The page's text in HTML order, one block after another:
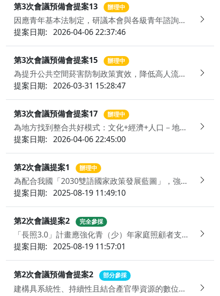
第3次會議預備會提案13 辦理中
因應青年基本法制定，研議本會與各級青年諮詢組織將來之運作與發展，以符合青年發展願景
提案日期: 2026-04-06 22:37:46
第3次會議預備會提案15 辦理中
為提升公共空間菸害防制政策實效，降低高人流及親子場域二手菸暴露風險，建請檢視戶外空間分流與治理制度
提案日期: 2026-03-31 15:28:47
第3次會議預備會提案17 辦理中
為地方找到整合共好模式：文化+經濟+人口－地方創生文化傳承制度整合模型
提案日期: 2026-04-06 22:45:00
第2次會議提案1 辦理中
為配合我國「2030雙語國家政策發展藍圖」，強化行政機關之語言友善性與國際接軌能力，建議推動「行政法規雙語化」政策，建立行政院所屬各主管機關行政法規英文譯本之公開機制，以提升外籍人士及國際利害關係人對我國法制之理解與合規便利性
提案日期: 2025-08-19 11:49:10
第2次會議提案2 完全參採
「長照3.0」計畫應強化青（少）年家庭照顧者支持措施
提案日期: 2025-08-19 11:57:01
第2次會議預備會提案2 部分參採
建構具系統性、持續性且結合產官學資源的數位素養教育模式，以培育具備判斷力與國際競爭力的下一代